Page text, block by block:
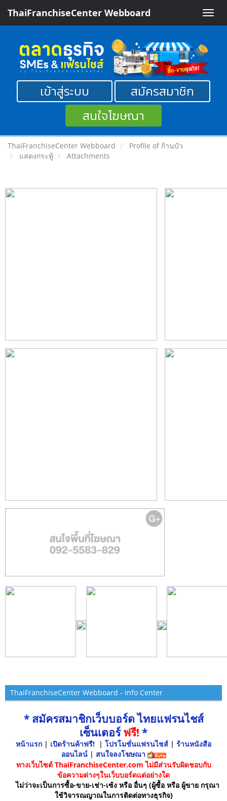
Toggle
ThaiFranchiseCenter Webboard
เข้าสู่ระบบ
สมัครสมาชิก
สนใจโฆษณา
ThaiFranchiseCenter Webboard
Profile of ก้านบัว
แสดงกระทู้
Attachments
ThaiFranchiseCenter Webboard - Info Center
* สมัครสมาชิกเว็บบอร์ด ไทยแฟรนไชส์
เซ็นเตอร์ฟรี! *
หน้าแรก | เปิดร้านค้าฟรี! | โปรโมชั่นแฟรนไชส์ | ร้านหนังสือ
ออนไลน์ | สนใจลงโฆษณา
ทางเว็บไซต์ ThaiFranchiseCenter.com ไม่มีส่วนรับผิดชอบกับ
ข้อความต่างๆในเว็บบอร์ดแต่อย่างใด
ไม่ว่าจะเป็นการซื้อ-ขาย-เช่า-เซ้ง หรือ อื่นๆ (ผู้ซื้อ หรือ ผู้ขาย กรุณา
ใช้วิจารณญาณในการติดต่อทางธุรกิจ)